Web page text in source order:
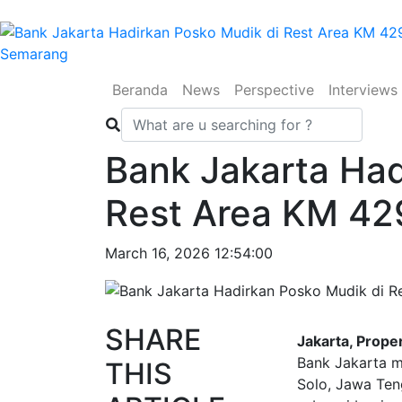
Beranda (current)
News(current)
Perspective(current)
Interviews
Bank Jakarta
Rest Area KM
March 16, 2026 12:54:00
SHARE
THIS
Jakarta,
Bank Jakarta
Solo, Jawa